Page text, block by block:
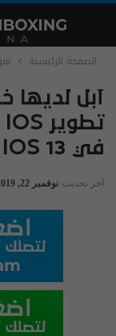
الصفحة الرئيسية
آبل
في IOS 13
آخر تحديث نوفمبر 22, 2019